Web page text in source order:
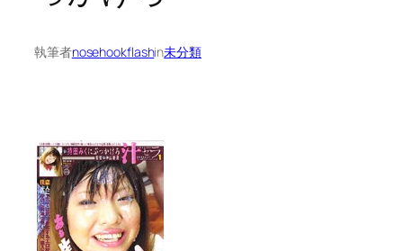
執筆者nosehookflashin未分類